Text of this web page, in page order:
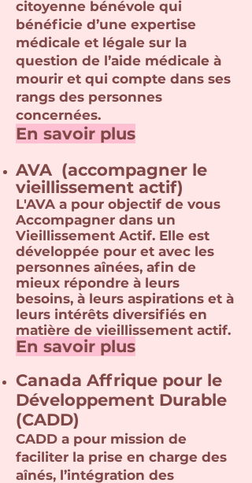
citoyenne bénévole qui
bénéficie d’une expertise
médicale et légale sur la
question de l’aide médicale à
mourir et qui compte dans ses
rangs des personnes
concernées.
En savoir plus
AVA (accompagner le
vieillissement actif)
L'AVA a pour objectif de vous
Accompagner dans un
Vieillissement Actif. Elle est
développée pour et avec les
personnes aînées, afin de
mieux répondre à leurs
besoins, à leurs aspirations et à
leurs intérêts diversifiés en
matière de vieillissement actif.
En savoir plus
Canada Affrique pour le
Développement Durable
(CADD)
CADD a pour mission de
faciliter la prise en charge des
aînés, l’intégration des